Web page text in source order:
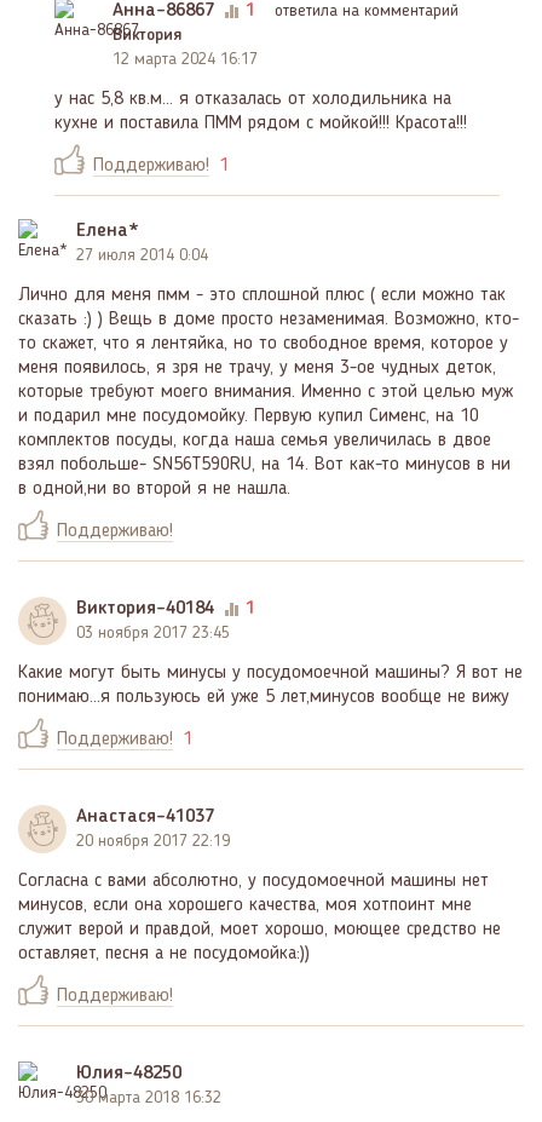
Анна-86867 1
ответила на комментарий
Виктория
12 марта 2024 16:17
у нас 5,8 кв.м... я отказалась от холодильника на
кухне и поставила ПММ рядом с мойкой!!! Красота!!!
Поддерживаю! 1
Елена*
27 июля 2014 0:04
Лично для меня пмм - это сплошной плюс ( если можно так
сказать :) ) Вещь в доме просто незаменимая. Возможно, кто-
то скажет, что я лентяйка, но то свободное время, которое у
меня появилось, я зря не трачу, у меня 3-ое чудных деток,
которые требуют моего внимания. Именно с этой целью муж
и подарил мне посудомойку. Первую купил Сименс, на 10
комплектов посуды, когда наша семья увеличилась в двое
взял побольше- SN56T590RU, на 14. Вот как-то минусов в ни
в одной,ни во второй я не нашла.
Поддерживаю!
Виктория-40184 1
03 ноября 2017 23:45
Какие могут быть минусы у посудомоечной машины? Я вот не
понимаю...я пользуюсь ей уже 5 лет,минусов вообще не вижу
Поддерживаю! 1
Анастася-41037
20 ноября 2017 22:19
Согласна с вами абсолютно, у посудомоечной машины нет
минусов, если она хорошего качества, моя хотпоинт мне
служит верой и правдой, моет хорошо, моющее средство не
оставляет, песня а не посудомойка:))
Поддерживаю!
Юлия-48250
30 марта 2018 16:32